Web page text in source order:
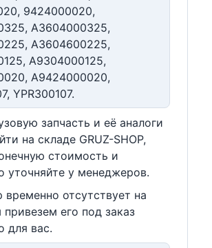
9424000020,
A3604000325,
A3604600225,
A9304000125,
A9424000020,
YPR300107.
запчасть и её аналоги
на складе GRUZ-SHOP,
стоимость и
уточняйте у менеджеров.
временно отсутствует на
его под заказ
для вас.